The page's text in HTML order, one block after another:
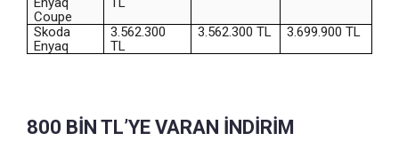
Coupe
Skoda
Enyaq
3.562.300
TL
3.562.300 TL 3.699.900 TL
800 BİN TL’YE VARAN İNDİRİM